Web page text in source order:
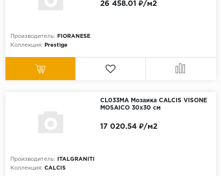
Производитель:
FIORANESE
Коллекция:
Prestige
26 458.01 ₽/м2
CL033MA Мозаика CALCIS VISONE
MOSAICO 30x30 см
Производитель:
ITALGRANITI
Коллекция: CALCIS
17 020.54 ₽/м2